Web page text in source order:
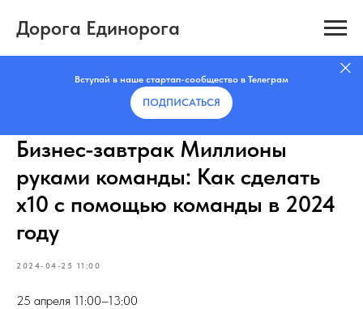
Дорога Единорога
Вступай в наше стартап-сообщество в Телеграм
ПОДПИСАТЬCЯ
Бизнес-завтрак Миллионы
руками команды: Как сделать
х10 с помощью команды в 2024
году
2024-04-25 11:00
25 апреля 11:00–13:00